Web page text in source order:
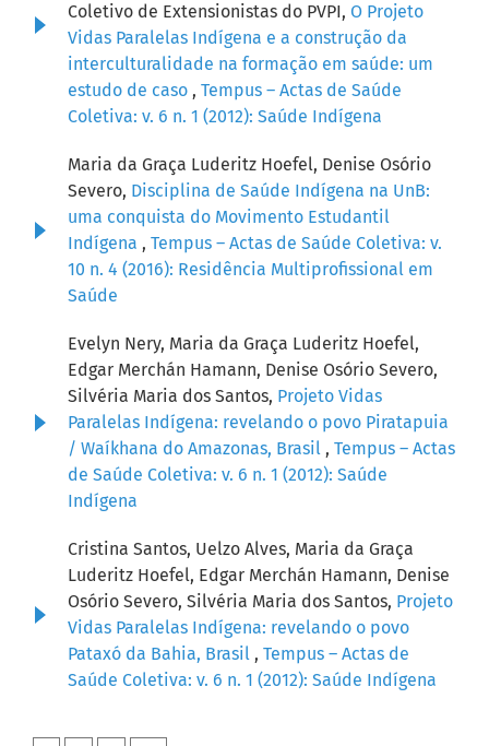
Coletivo de Extensionistas do PVPI, O Projeto
Vidas Paralelas Indígena e a construção da
interculturalidade na formação em saúde: um
estudo de caso , Tempus – Actas de Saúde
Coletiva: v. 6 n. 1 (2012): Saúde Indígena
Maria da Graça Luderitz Hoefel, Denise Osório
Severo, Disciplina de Saúde Indígena na UnB:
uma conquista do Movimento Estudantil
Indígena , Tempus – Actas de Saúde Coletiva: v.
10 n. 4 (2016): Residência Multiprofissional em
Saúde
Evelyn Nery, Maria da Graça Luderitz Hoefel,
Edgar Merchán Hamann, Denise Osório Severo,
Silvéria Maria dos Santos, Projeto Vidas
Paralelas Indígena: revelando o povo Piratapuia
/ Waíkhana do Amazonas, Brasil , Tempus – Actas
de Saúde Coletiva: v. 6 n. 1 (2012): Saúde
Indígena
Cristina Santos, Uelzo Alves, Maria da Graça
Luderitz Hoefel, Edgar Merchán Hamann, Denise
Osório Severo, Silvéria Maria dos Santos, Projeto
Vidas Paralelas Indígena: revelando o povo
Pataxó da Bahia, Brasil , Tempus – Actas de
Saúde Coletiva: v. 6 n. 1 (2012): Saúde Indígena